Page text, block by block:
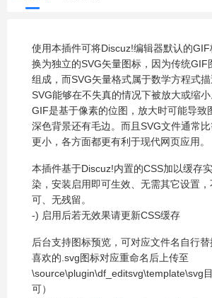
使用本插件可将Discuz!编辑器默认的
换为独立的SVG矢量图标，因为传统GIF
组成，而SVG矢量格式属于数学方程式
SVG能够在不失真的情况下被放大或缩小
GIF是基于像素的位图，放大时可能导致
深色背景还有毛边。而且SVG文件通常
更小，各方面都更有利于现代网页应用。
本插件基于Discuz!内置的CSS加以缓存
染，安装启用即可生效、无需其它设置
可、无残留。
-) 启用后若无效果请更新CSS缓存
后台支持图标预览，可对应文件名自行
喜欢的.svg图标对应重命名后上传至
\source\plugin\df_editsvg\template\svg
可）